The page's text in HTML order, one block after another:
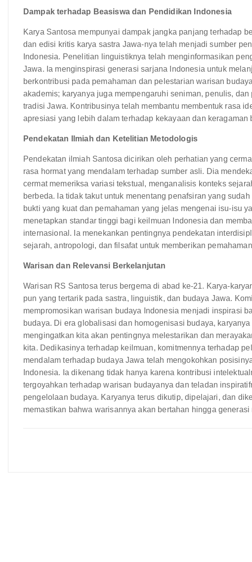
Dampak terhadap Beasiswa dan Pendidikan Indonesia
Karya Santosa mempunyai dampak jangka panjang terhadap
dan edisi kritis karya sastra Jawa-nya telah menjadi sumber
Indonesia. Penelitian linguistiknya telah menginformasikan
Jawa. Ia menginspirasi generasi sarjana Indonesia untuk
berkontribusi pada pemahaman dan pelestarian warisan
akademis; karyanya juga mempengaruhi seniman, penulis,
tradisi Jawa. Kontribusinya telah membantu membentuk rasa
apresiasi yang lebih dalam terhadap kekayaan dan keragaman
Pendekatan Ilmiah dan Ketelitian Metodologis
Pendekatan ilmiah Santosa dicirikan oleh perhatian yang
rasa hormat yang mendalam terhadap sumber asli. Dia
cermat memeriksa variasi tekstual, menganalisis konteks
berbeda. Ia tidak takut untuk menentang penafsiran yang
bukti yang kuat dan pemahaman yang jelas mengenai isu-isu
menetapkan standar tinggi bagi keilmuan Indonesia dan
internasional. Ia menekankan pentingnya pendekatan
sejarah, antropologi, dan filsafat untuk memberikan
Warisan dan Relevansi Berkelanjutan
Warisan RS Santosa terus bergema di abad ke-21. Karya-
pun yang tertarik pada sastra, linguistik, dan budaya Jawa.
mempromosikan warisan budaya Indonesia menjadi inspirasi
budaya. Di era globalisasi dan homogenisasi budaya,
mengingatkan kita akan pentingnya melestarikan dan
kita. Dedikasinya terhadap keilmuan, komitmennya terhadap
mendalam terhadap budaya Jawa telah mengokohkan
Indonesia. Ia dikenang tidak hanya karena kontribusi
tergoyahkan terhadap warisan budayanya dan teladan
pengelolaan budaya. Karyanya terus dikutip, dipelajari, dan
memastikan bahwa warisannya akan bertahan hingga generasi